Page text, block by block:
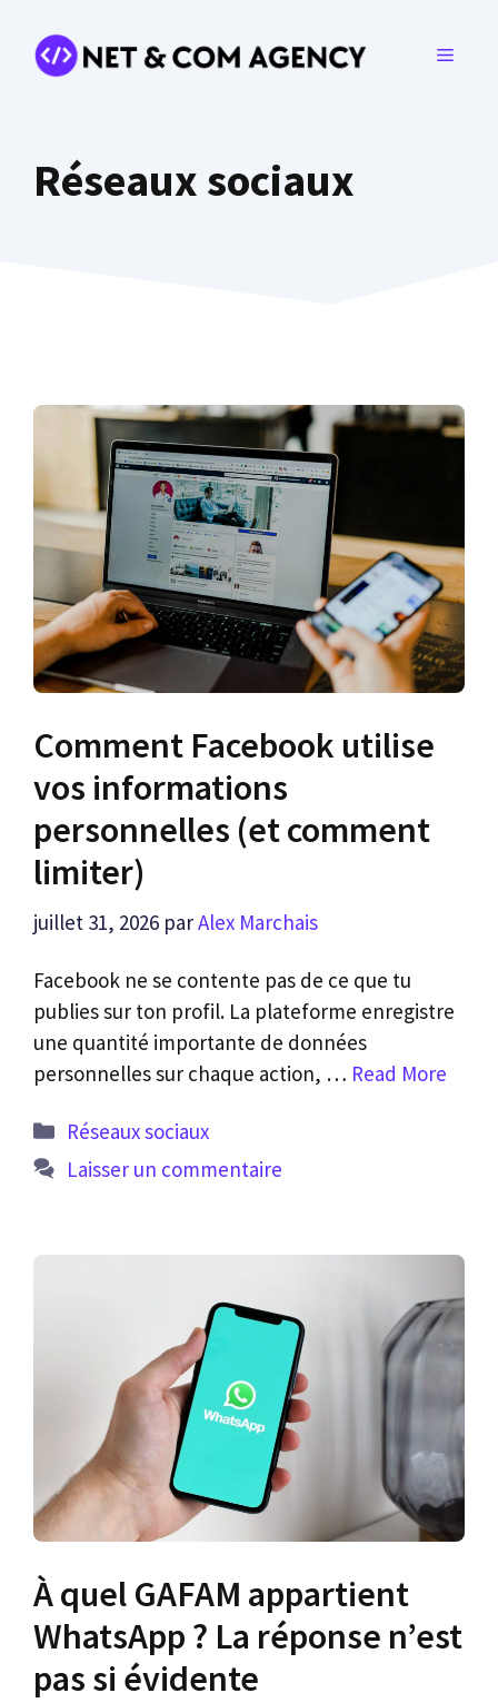
contenu
MENU
Réseaux sociaux
Comment Facebook utilise
vos informations
personnelles (et comment
limiter)
juillet 31, 2026 parAlex Marchais
Facebook ne se contente pas de ce que tu
publies sur ton profil. La plateforme enregistre
une quantité importante de données
personnelles sur chaque action, … Read More
Catégories
Réseaux sociaux
Laisser un commentaire
À quel GAFAM appartient
WhatsApp ? La réponse n’est
pas si évidente